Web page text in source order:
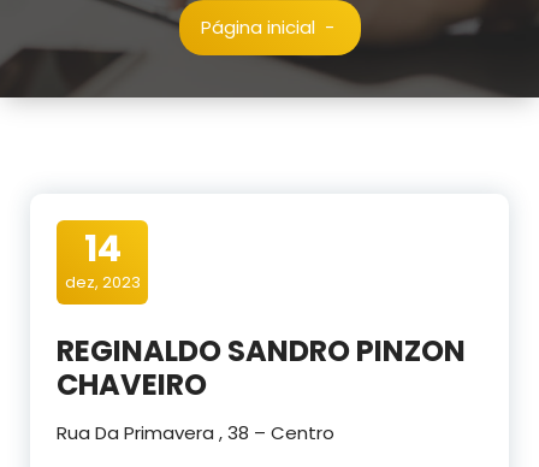
Página inicial-
14
dez, 2023
REGINALDO SANDRO PINZON
CHAVEIRO
Rua Da Primavera , 38 – Centro